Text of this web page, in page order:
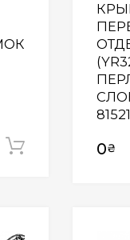
Додати у
0₴